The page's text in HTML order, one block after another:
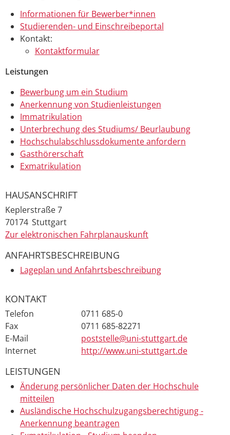
Informationen für Bewerber*innen
Studierenden- und Einschreibeportal
Kontakt:
Kontaktformular
Leistungen
Bewerbung um ein Studium
Anerkennung von Studienleistungen
Immatrikulation
Unterbrechung des Studiums/ Beurlaubung
Hochschulabschlussdokumente anfordern
Gasthörerschaft
Exmatrikulation
HAUSANSCHRIFT
Keplerstraße 7
70174 Stuttgart
Zur elektronischen Fahrplanauskunft
ANFAHRTSBESCHREIBUNG
Lageplan und Anfahrtsbeschreibung
KONTAKT
Telefon
0711 685-0
Fax
0711 685-82271
E-Mail
poststelle@uni-stuttgart.de
Internet
http://www.uni-stuttgart.de
LEISTUNGEN
Änderung persönlicher Daten der Hochschule
mitteilen
Ausländische Hochschulzugangsberechtigung -
Anerkennung beantragen